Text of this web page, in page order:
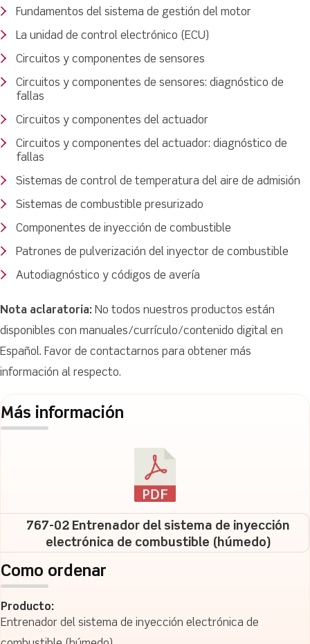
Fundamentos del sistema de gestión del motor
La unidad de control electrónico (ECU)
Circuitos y componentes de sensores
Circuitos y componentes de sensores: diagnóstico de
fallas
Circuitos y componentes del actuador
Circuitos y componentes del actuador: diagnóstico de
fallas
Sistemas de control de temperatura del aire de admisión
Sistemas de combustible presurizado
Componentes de inyección de combustible
Patrones de pulverización del inyector de combustible
Autodiagnóstico y códigos de avería
Nota aclaratoria: No todos nuestros productos están
disponibles con manuales/currículo/contenido digital en
Español. Favor de contactarnos para obtener más
información al respecto.
Más información
767-02 Entrenador del sistema de inyección
electrónica de combustible (húmedo)
Como ordenar
Producto:
Entrenador del sistema de inyección electrónica de